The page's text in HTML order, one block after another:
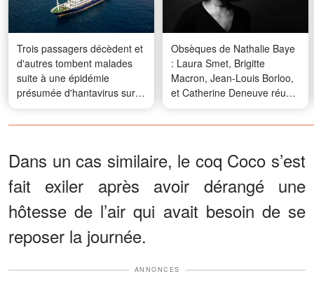
Trois passagers décèdent et
d'autres tombent malades
suite à une épidémie
présumée d'hantavirus sur
un bateau de croisière
Obsèques de Nathalie Baye
: Laura Smet, Brigitte
Macron, Jean-Louis Borloo,
et Catherine Deneuve réunis
pour un dernier adieu
Dans un cas similaire, le coq Coco s’est
fait exiler après avoir dérangé une
hôtesse de l’air qui avait besoin de se
reposer la journée.
ANNONCES